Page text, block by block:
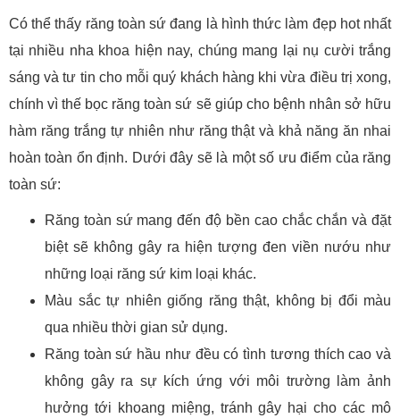
Có thể thấy răng toàn sứ đang là hình thức làm đẹp hot nhất
tại nhiều nha khoa hiện nay, chúng mang lại nụ cười trắng
sáng và tư tin cho mỗi quý khách hàng khi vừa điều trị xong,
chính vì thế bọc răng toàn sứ sẽ giúp cho bệnh nhân sở hữu
hàm răng trắng tự nhiên như răng thật và khả năng ăn nhai
hoàn toàn ổn định. Dưới đây sẽ là một số ưu điểm của răng
toàn sứ:
Răng toàn sứ mang đến độ bền cao chắc chắn và đặt
biệt sẽ không gây ra hiện tượng đen viền nướu như
những loại răng sứ kim loại khác.
Màu sắc tự nhiên giống răng thật, không bị đổi màu
qua nhiều thời gian sử dụng.
Răng toàn sứ hầu như đều có tình tương thích cao và
không gây ra sự kích ứng với môi trường làm ảnh
hưởng tới khoang miệng, tránh gây hại cho các mô